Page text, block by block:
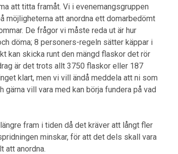
att titta framåt. Vi i evenemangsgruppen
möjligheterna att anordna ett domarbedömt
De frågor vi måste reda ut är hur
döma; 8 personers-regeln sätter käppar i
kan skicka runt den mängd flaskor det rör
är det trots allt 3750 flaskor eller 187
klart, men vi vill ändå meddela att ni som
gärna vill vara med kan börja fundera på vad
fram i tiden då det kräver att långt fler
minskar, för att det dels skall vara
att anordna.